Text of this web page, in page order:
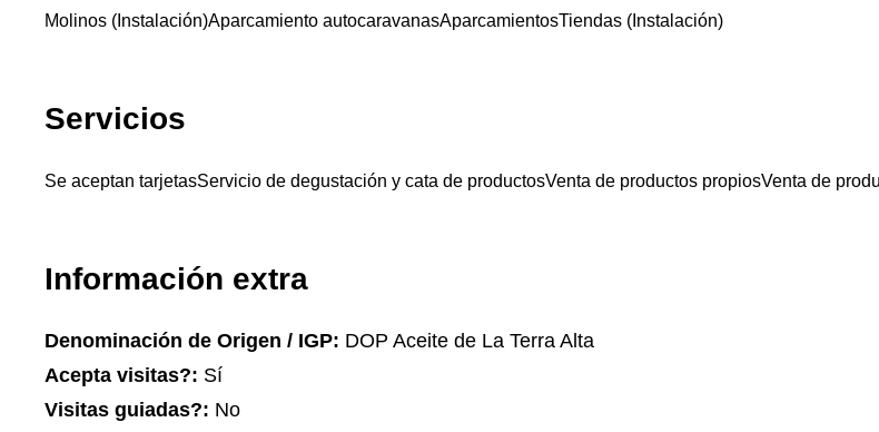
Molinos (Instalación)Aparcamiento autocaravanasAparcamientosTiendas (Instalación)
Servicios
Se aceptan tarjetasServicio de degustación y cata de productosVenta de productos propiosVenta de
Información extra
Denominación de Origen / IGP: DOP Aceite de La Terra Alta
Acepta visitas?: Sí
Visitas guiadas?: No